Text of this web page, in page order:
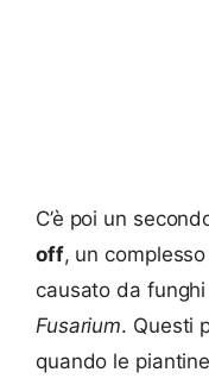
C’è poi un
off, un
causato da
Fusarium. Questi
quando le